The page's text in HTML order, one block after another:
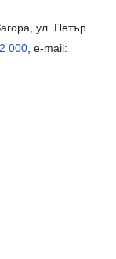
ул. Петър
000, e-mail: